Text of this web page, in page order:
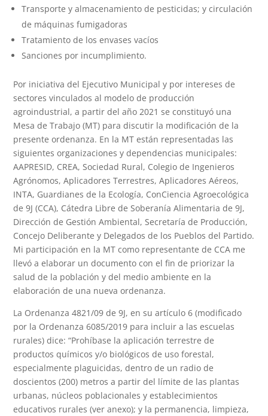
Transporte y almacenamiento de pesticidas; y circulación
de máquinas fumigadoras
Tratamiento de los envases vacíos
Sanciones por incumplimiento.
Por iniciativa del Ejecutivo Municipal y por intereses de
sectores vinculados al modelo de producción
agroindustrial, a partir del año 2021 se constituyó una
Mesa de Trabajo (MT) para discutir la modificación de la
presente ordenanza. En la MT están representadas las
siguientes organizaciones y dependencias municipales:
AAPRESID, CREA, Sociedad Rural, Colegio de Ingenieros
Agrónomos, Aplicadores Terrestres, Aplicadores Aéreos,
INTA, Guardianes de la Ecología, ConCiencia Agroecológica
de 9J (CCA), Cátedra Libre de Soberanía Alimentaria de 9J,
Dirección de Gestión Ambiental, Secretaría de Producción,
Concejo Deliberante y Delegados de los Pueblos del Partido.
Mi participación en la MT como representante de CCA me
llevó a elaborar un documento con el fin de priorizar la
salud de la población y del medio ambiente en la
elaboración de una nueva ordenanza.
La Ordenanza 4821/09 de 9J, en su artículo 6 (modificado
por la Ordenanza 6085/2019 para incluir a las escuelas
rurales) dice: “Prohíbase la aplicación terrestre de
productos químicos y/o biológicos de uso forestal,
especialmente plaguicidas, dentro de un radio de
doscientos (200) metros a partir del límite de las plantas
urbanas, núcleos poblacionales y establecimientos
educativos rurales (ver anexo); y la permanencia, limpieza,